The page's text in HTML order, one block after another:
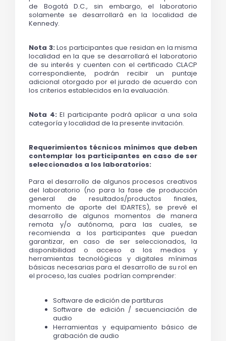
de Bogotá D.C., sin embargo, el laboratorio
solamente se desarrollará en la localidad de
Kennedy.
Nota 3: Los participantes que residan en la misma
localidad en la que se desarrollará el laboratorio
de su interés y cuenten con el certificado CLACP
correspondiente, podrán recibir un puntaje
adicional otorgado por el jurado de acuerdo con
los criterios establecidos en la evaluación.
Nota 4: El participante podrá aplicar a una sola
categoría y localidad de la presente invitación.
Requerimientos técnicos mínimos que deben
contemplar los participantes en caso de ser
seleccionados a los laboratorios:
Para el desarrollo de algunos procesos creativos
del laboratorio (no para la fase de producción
general de resultados/productos finales,
momento de aporte del IDARTES), se prevé el
desarrollo de algunos momentos de manera
remota y/o autónoma, para las cuales, se
recomienda a los participantes que puedan
garantizar, en caso de ser seleccionados, la
disponibilidad o acceso a los medios y
herramientas tecnológicas y digitales mínimas
básicas necesarias para el desarrollo de su rol en
el proceso, las cuales  podrían comprender:
Software de edición de partituras
Software de edición / secuenciación de
audio
Herramientas y equipamiento básico de
grabación de audio